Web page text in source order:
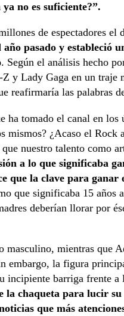
no es suficiente?”.
de espectadores el
pasado y estableció
. Según el análisis hecho
y Lady Gaga en un traje
reafirmaría las palabras
ha tomado el canal en los
mismos? ¿Acaso el Rock
nuestro talento como
a lo que significaba
que la clave para ganar
que significaba 15 años
deberían llorar por
masculino, mientras que
embargo, la figura
incipiente barriga frente a
la chaqueta para lucir
que más